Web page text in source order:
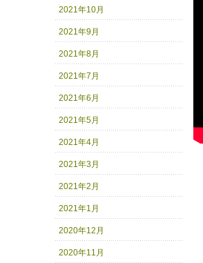
2021年10月
2021年9月
2021年8月
2021年7月
2021年6月
2021年5月
2021年4月
2021年3月
2021年2月
2021年1月
2020年12月
2020年11月